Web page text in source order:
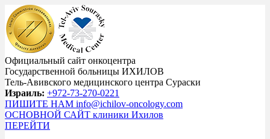
Официальный сайт онкоцентра
Государственной больницы ИХИЛОВ
Тель-Авивского медицинского центра Сураски
Израиль: +972-73-270-0221
ПИШИТЕ НАМ info@ichilov-oncology.com
ОСНОВНОЙ САЙТ клиники Ихилов
ПЕРЕЙТИ